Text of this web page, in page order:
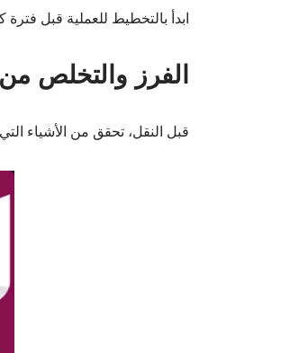
ابدأ بالتخطيط للعملية قبل
الفرز والتخلص
قبل النقل، تحقق من الأشياء التي